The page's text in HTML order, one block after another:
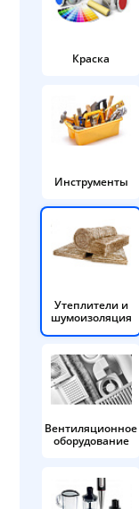
Краска
Инструменты
Утеплители и
шумоизоляция
Вентиляционное
оборудование